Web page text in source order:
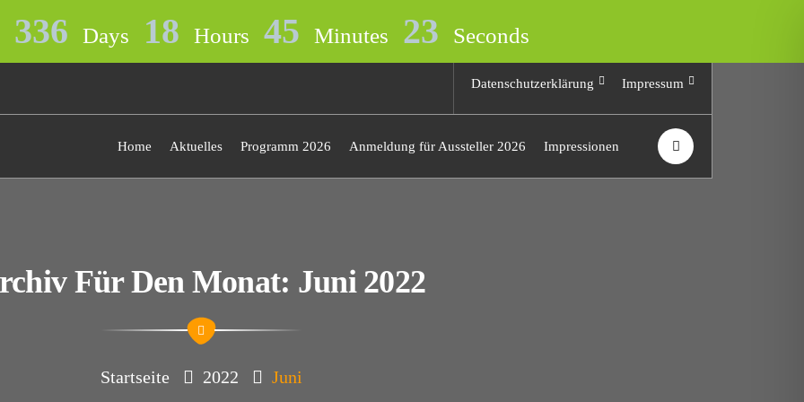
Datenschutzerklärung Impressum
Home Aktuelles Programm 2026 Anmeldung für Aussteller 2026 Impressionen
Für Den Monat: Juni 2022
Startseite 2022 Juni
336 Days 18 Hours 45 Minutes 23 Seconds